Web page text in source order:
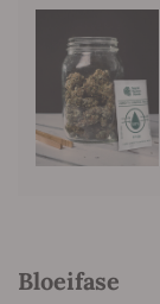
Bloeifase